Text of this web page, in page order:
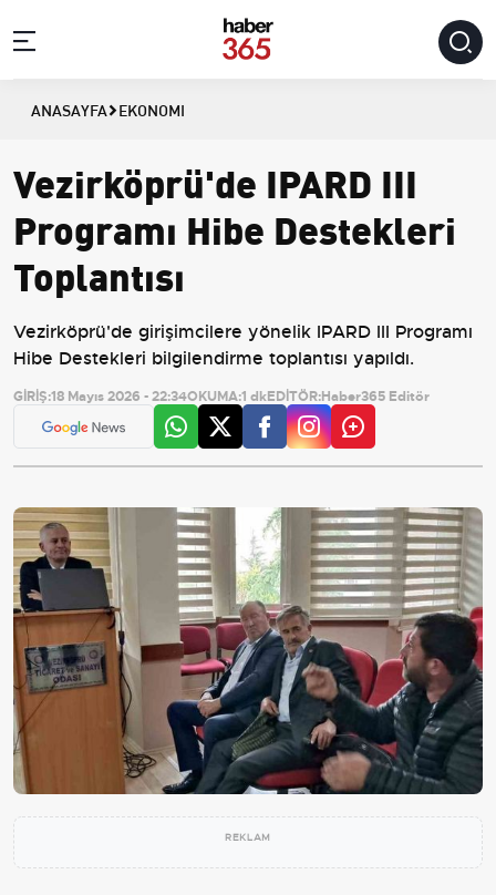
ANASAYFA EKONOMI
Vezirköprü'de IPARD III
Programı Hibe Destekleri
Toplantısı
Vezirköprü'de girişimcilere yönelik IPARD III Programı
Hibe Destekleri bilgilendirme toplantısı yapıldı.
GİRİŞ:18 Mayıs 2026 - 22:34OKUMA:1 dkEDİTÖR:Haber365 Editör
REKLAM